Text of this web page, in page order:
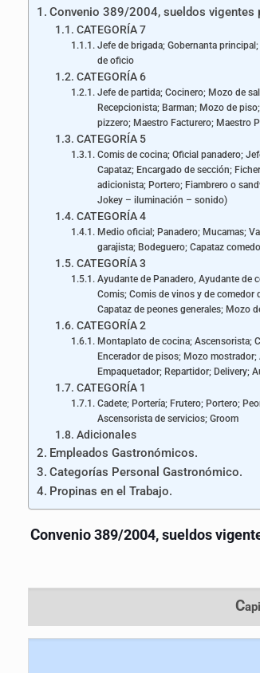
Convenio 389/2004, sueldos vigentes
CATEGORÍA 7
Jefe de brigada; Gobernanta
de oficio
CATEGORÍA 6
Jefe de partida; Cocinero; Mozo de
Recepcionista; Barman; Mozo de
pizzero; Maestro Facturero; Maestro
CATEGORÍA 5
Comis de cocina; Oficial panadero;
Capataz; Encargado de sección;
adicionista; Portero; Fiambrero o
Jokey – iluminación – sonido)
CATEGORÍA 4
Medio oficial; Panadero; Mucamas;
garajista; Bodeguero; Capataz
CATEGORÍA 3
Ayudante de Panadero, Ayudante de
Comis; Comis de vinos y de comedor
Capataz de peones generales; Mozo
CATEGORÍA 2
Montaplato de cocina; Ascensorista;
Encerador de pisos; Mozo
Empaquetador; Repartidor; Delivery;
CATEGORÍA 1
Cadete; Portería; Frutero; Portero;
Ascensorista de servicios; Groom
Adicionales
Empleados Gastronómicos.
Categorías Personal Gastronómico.
Propinas en el Trabajo.
Convenio 389/2004, sueldos
C